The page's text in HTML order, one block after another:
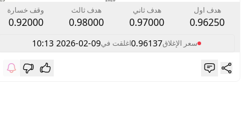
هدف اول
0.96250
هدف ثاني
0.97000
هدف ثالث
0.98000
وقف خسارة
0.92000
سعر الإغلاق0.96137اغلقت في2026-02-09 10:13